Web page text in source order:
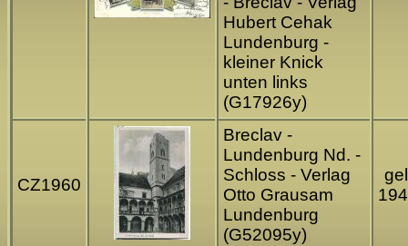
Hubert Cehak
Lundenburg -
kleiner Knick
unten links
(G17926y)
CZ1960
Breclav -
Lundenburg Nd. -
Schloss - Verlag
Otto Grausam
Lundenburg
(G52095y)